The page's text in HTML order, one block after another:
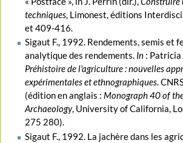
techniques, Limonest, éditions
et 409-416.
Sigaut F., 1992. Rendements, semis et
analytique des rendements. In: Patricia
Préhistoire de l'agriculture : nouvelles
expérimentales et ethnographiques.
(édition en anglais : Monograph 40 of
Archaeology, University of California,
275 280).
Sigaut F., 1992. La jachère dans les